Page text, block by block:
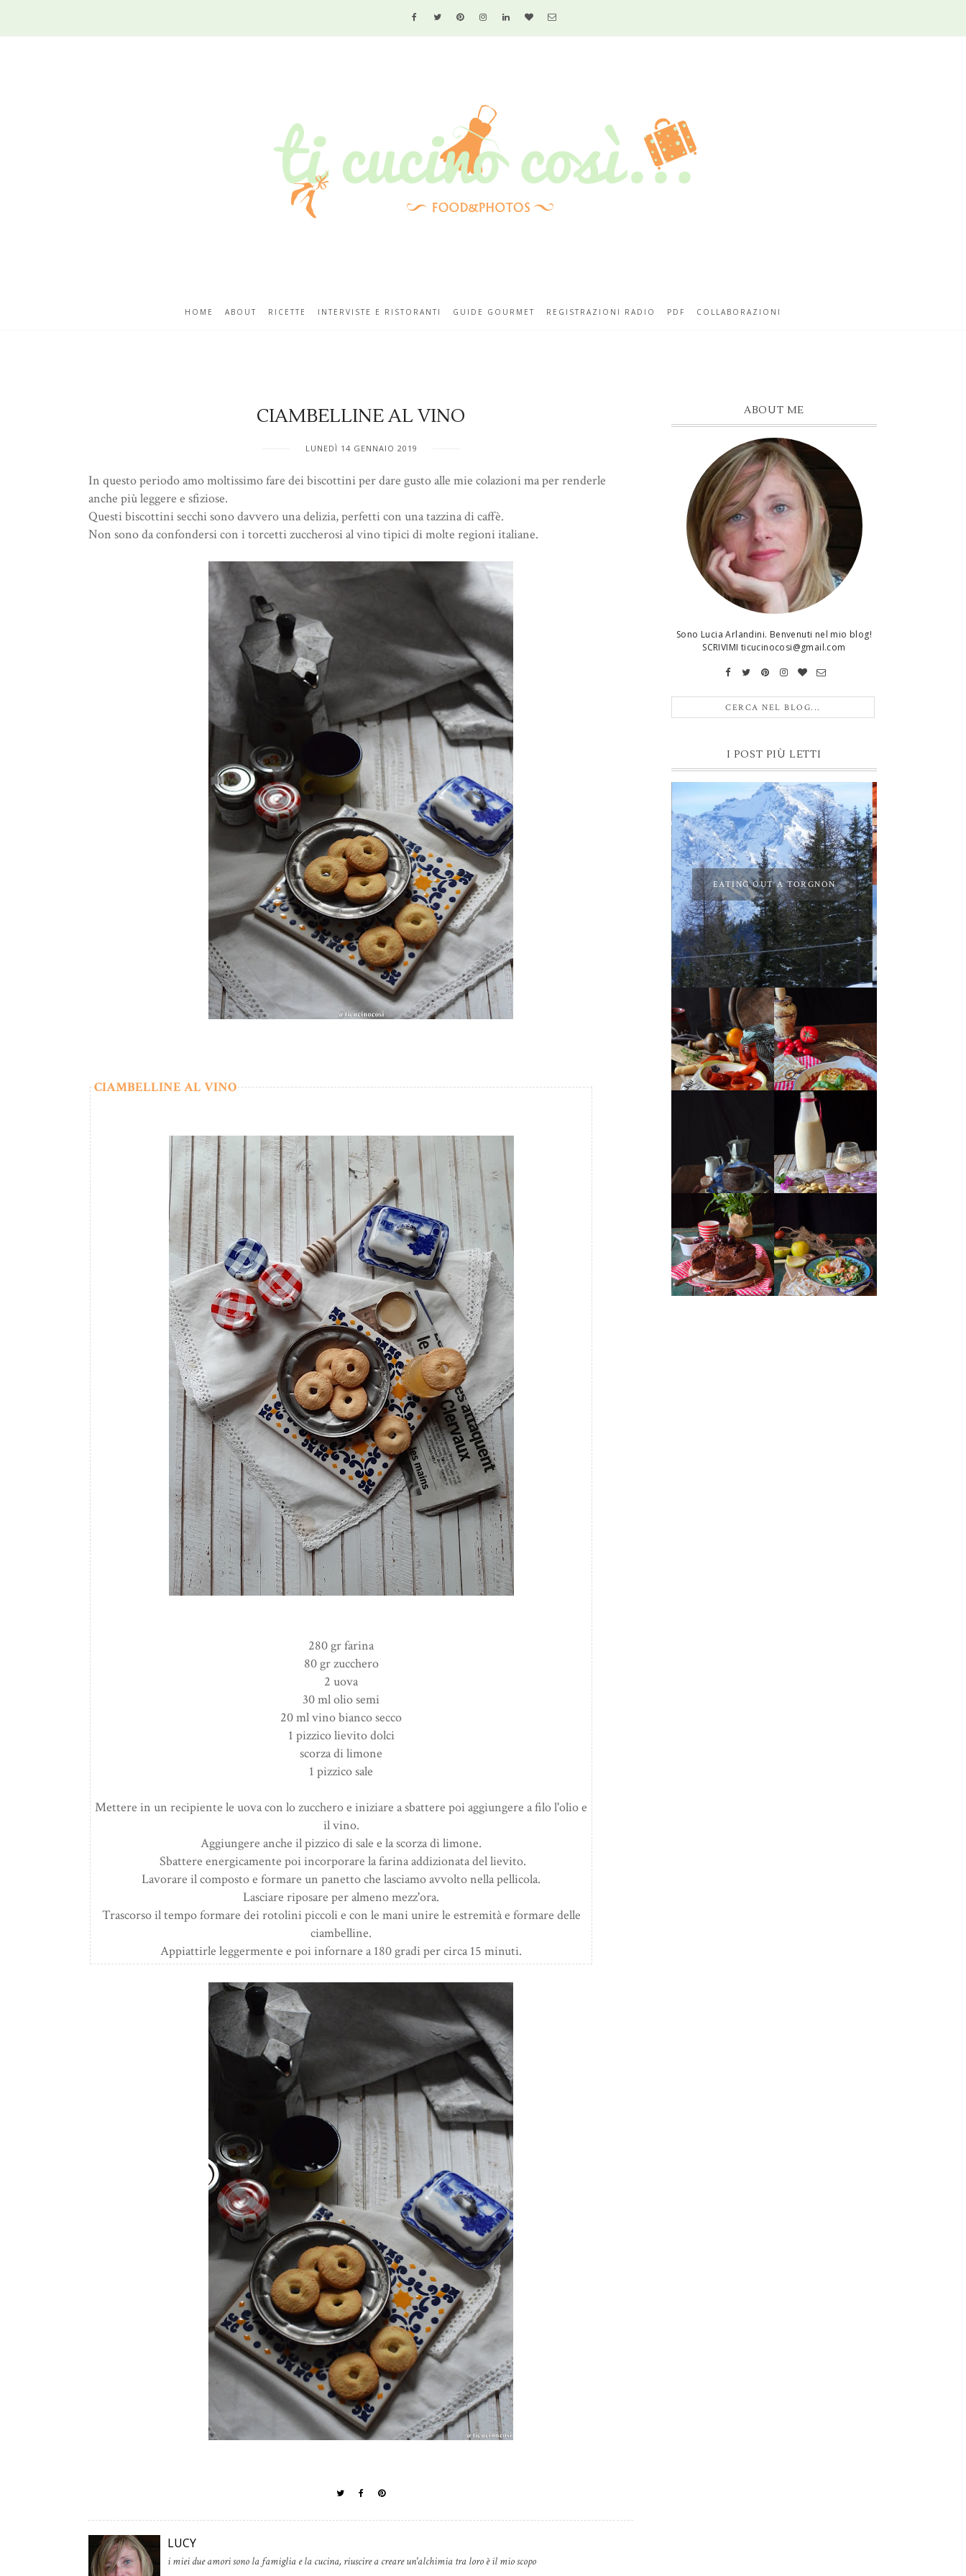
HOME ABOUT RICETTE INTERVISTE E RISTORANTI GUIDE GOURMET REGISTRAZIONI RADIO PDF COLLABORAZIONI
CIAMBELLINE AL VINO
LUNEDÌ 14 GENNAIO 2019
In questo periodo amo moltissimo fare dei biscottini per dare gusto alle mie colazioni ma per renderle
anche più leggere e sfiziose.
Questi biscottini secchi sono davvero una delizia, perfetti con una tazzina di caffè.
Non sono da confondersi con i torcetti zuccherosi al vino tipici di molte regioni italiane.
CIAMBELLINE AL VINO
280 gr farina
80 gr zucchero
2 uova
30 ml olio semi
20 ml vino bianco secco
1 pizzico lievito dolci
scorza di limone
1 pizzico sale
Mettere in un recipiente le uova con lo zucchero e iniziare a sbattere poi aggiungere a filo l'olio e
il vino.
Aggiungere anche il pizzico di sale e la scorza di limone.
Sbattere energicamente poi incorporare la farina addizionata del lievito.
Lavorare il composto e formare un panetto che lasciamo avvolto nella pellicola.
Lasciare riposare per almeno mezz'ora.
Trascorso il tempo formare dei rotolini piccoli e con le mani unire le estremità e formare delle
ciambelline.
Appiattirle leggermente e poi infornare a 180 gradi per circa 15 minuti.
LUCY
i miei due amori sono la famiglia e la cucina, riuscire a creare un'alchimia tra loro è il mio scopo
ABOUT ME
Sono Lucia Arlandini. Benvenuti nel mio blog!
SCRIVIMI ticucinocosi@gmail.com
I POST PIÙ LETTI
EATING OUT A TORGNON
PEPERONI ALLA
PIEMONTESE
GIRANDOLE DI
RICOTTA
MUG CAKE AL
CIOCCOLATO
MANDORLITO
TORTA DOPPIO
CIOCCOLATO E
CILIEGIE
INSALATA DI
SALMONE
AFFUMICATO,
MELE, NOCI,
RUCOLA